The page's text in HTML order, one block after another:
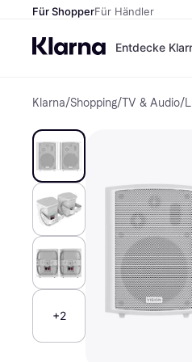
Für ShopperFür Händler
Entdecke
Klarna/Shopping/TV & Audio/
+2